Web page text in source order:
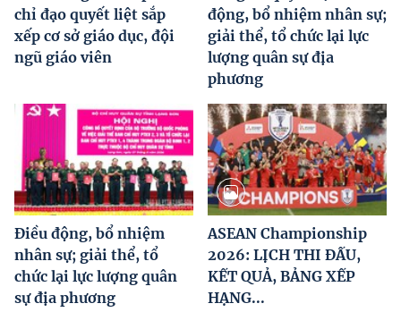
chỉ đạo quyết liệt sắp
xếp cơ sở giáo dục, đội
ngũ giáo viên
động, bổ nhiệm nhân sự;
giải thể, tổ chức lại lực
lượng quân sự địa
phương
Điều động, bổ nhiệm
nhân sự; giải thể, tổ
chức lại lực lượng quân
sự địa phương
ASEAN Championship
2026: LỊCH THI ĐẤU,
KẾT QUẢ, BẢNG XẾP
HẠNG...